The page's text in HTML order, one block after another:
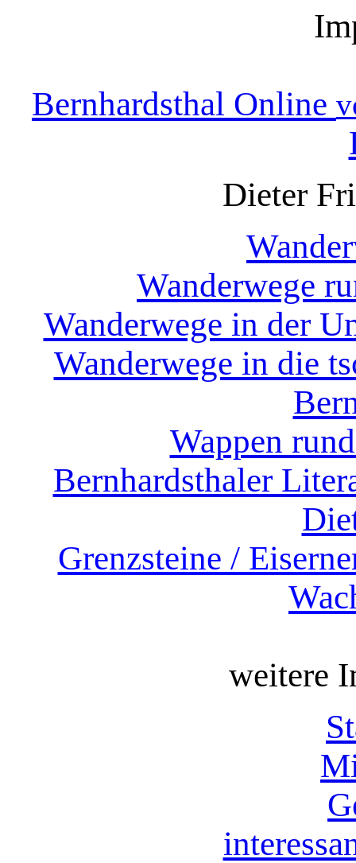
Bernhardsthal Online
Dieter
Wanderwege
Wanderwege in der
Wanderwege in die
Wappen
Bernhardsthaler
Grenzsteine /
weitere